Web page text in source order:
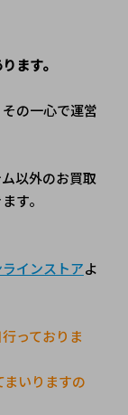
ます。
の一心で運営
以外のお買取
す。
インストアよ
っておりま